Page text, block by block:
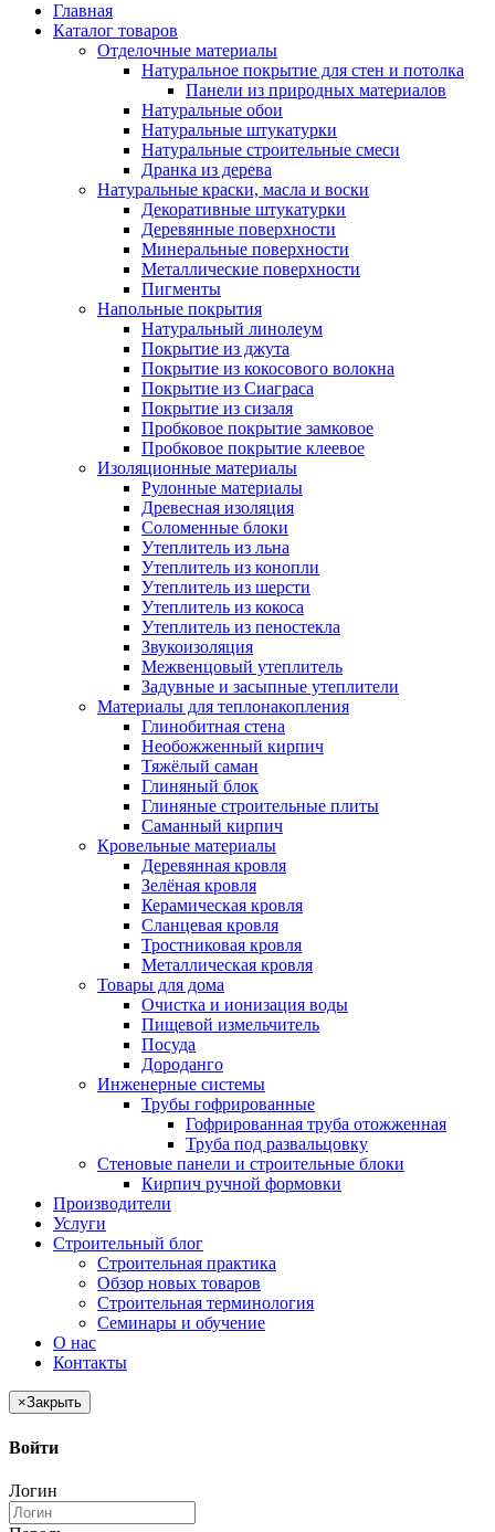
Главная
Каталог товаров
Отделочные материалы
Натуральное покрытие для стен и потолка
Панели из природных материалов
Натуральные обои
Натуральные штукатурки
Натуральные строительные смеси
Дранка из дерева
Натуральные краски, масла и воски
Декоративные штукатурки
Деревянные поверхности
Минеральные поверхности
Металлические поверхности
Пигменты
Напольные покрытия
Натуральный линолеум
Покрытие из джута
Покрытие из кокосового волокна
Покрытие из Сиаграса
Покрытие из сизаля
Пробковое покрытие замковое
Пробковое покрытие клеевое
Изоляционные материалы
Рулонные материалы
Древесная изоляция
Соломенные блоки
Утеплитель из льна
Утеплитель из конопли
Утеплитель из шерсти
Утеплитель из кокоса
Утеплитель из пеностекла
Звукоизоляция
Межвенцовый утеплитель
Задувные и засыпные утеплители
Материалы для теплонакопления
Глинобитная стена
Необожженный кирпич
Тяжёлый саман
Глиняный блок
Глиняные строительные плиты
Саманный кирпич
Кровельные материалы
Деревянная кровля
Зелёная кровля
Керамическая кровля
Сланцевая кровля
Тростниковая кровля
Металлическая кровля
Товары для дома
Очистка и ионизация воды
Пищевой измельчитель
Посуда
Дороданго
Инженерные системы
Трубы гофрированные
Гофрированная труба отожженная
Труба под развальцовку
Стеновые панели и строительные блоки
Кирпич ручной формовки
Производители
Услуги
Строительный блог
Строительная практика
Обзор новых товаров
Строительная терминология
Семинары и обучение
О нас
Контакты
×Закрыть
Войти
Логин